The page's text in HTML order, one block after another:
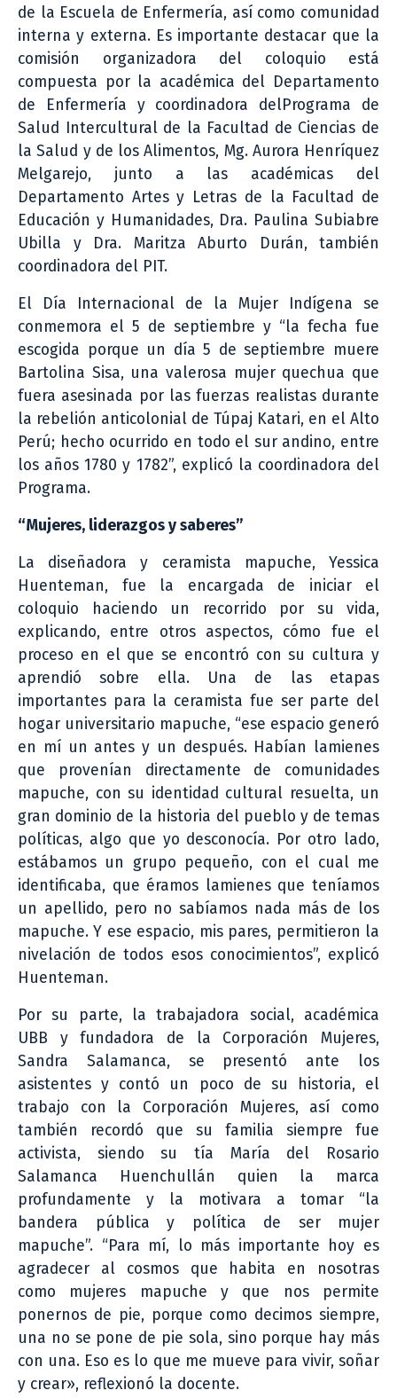
de la Escuela de Enfermería, así como comunidad
interna y externa. Es importante destacar que la
comisión organizadora del coloquio está
compuesta por la académica del Departamento
de Enfermería y coordinadora delPrograma de
Salud Intercultural de la Facultad de Ciencias de
la Salud y de los Alimentos, Mg. Aurora Henríquez
Melgarejo, junto a las académicas del
Departamento Artes y Letras de la Facultad de
Educación y Humanidades, Dra. Paulina Subiabre
Ubilla y Dra. Maritza Aburto Durán, también
coordinadora del PIT.
El Día Internacional de la Mujer Indígena se
conmemora el 5 de septiembre y “la fecha fue
escogida porque un día 5 de septiembre muere
Bartolina Sisa, una valerosa mujer quechua que
fuera asesinada por las fuerzas realistas durante
la rebelión anticolonial de Túpaj Katari, en el Alto
Perú; hecho ocurrido en todo el sur andino, entre
los años 1780 y 1782”, explicó la coordinadora del
Programa.
“Mujeres, liderazgos y saberes”
La diseñadora y ceramista mapuche, Yessica
Huenteman, fue la encargada de iniciar el
coloquio haciendo un recorrido por su vida,
explicando, entre otros aspectos, cómo fue el
proceso en el que se encontró con su cultura y
aprendió sobre ella. Una de las etapas
importantes para la ceramista fue ser parte del
hogar universitario mapuche, “ese espacio generó
en mí un antes y un después. Habían lamienes
que provenían directamente de comunidades
mapuche, con su identidad cultural resuelta, un
gran dominio de la historia del pueblo y de temas
políticas, algo que yo desconocía. Por otro lado,
estábamos un grupo pequeño, con el cual me
identificaba, que éramos lamienes que teníamos
un apellido, pero no sabíamos nada más de los
mapuche. Y ese espacio, mis pares, permitieron la
nivelación de todos esos conocimientos”, explicó
Huenteman.
Por su parte, la trabajadora social, académica
UBB y fundadora de la Corporación Mujeres,
Sandra Salamanca, se presentó ante los
asistentes y contó un poco de su historia, el
trabajo con la Corporación Mujeres, así como
también recordó que su familia siempre fue
activista, siendo su tía María del Rosario
Salamanca Huenchullán quien la marca
profundamente y la motivara a tomar “la
bandera pública y política de ser mujer
mapuche”. “Para mí, lo más importante hoy es
agradecer al cosmos que habita en nosotras
como mujeres mapuche y que nos permite
ponernos de pie, porque como decimos siempre,
una no se pone de pie sola, sino porque hay más
con una. Eso es lo que me mueve para vivir, soñar
y crear», reflexionó la docente.